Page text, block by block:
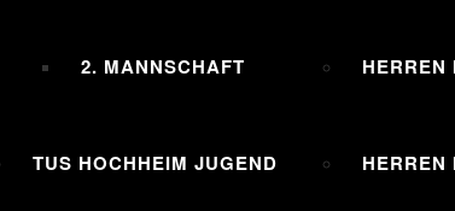
2. MANNSCHAFT
TUS HOCHHEIM JUGEND
HERREN
HERREN